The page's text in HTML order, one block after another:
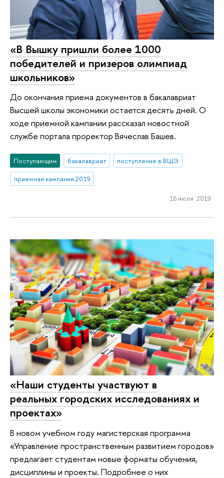
«В Вышку пришли более 1000
победителей и призеров олимпиад
школьников»
До окончания приема документов в бакалавриат
Высшей школы экономики остается десять дней. О
ходе приемной кампании рассказал новостной
службе портала проректор Вячеслав Башев.
Поступающим бакалавриат
поступление в ВШЭ
приемная кампания 2019
16 июля 2019
«Наши студенты участвуют в
реальных городских исследованиях и
проектах»
В новом учебном году магистерская программа
«Управление пространственным развитием городов»
предлагает студентам новые форматы обучения,
дисциплины и проекты. Подробнее о них